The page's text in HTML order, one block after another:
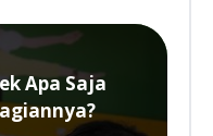
Apa Saja